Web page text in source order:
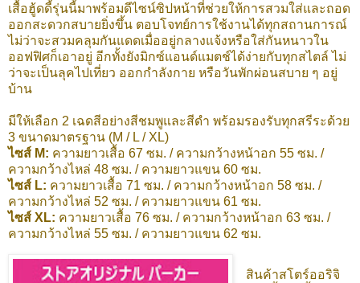
เสื้อฮู้ดดี้รุ่นนี้มาพร้อมดีไซน์ซิปหน้าที่ช่วยให้การสวมใส่และถอด
ออกสะดวกสบายยิ่งขึ้น ตอบโจทย์การใช้งานได้ทุกสถานการณ์
ไม่ว่าจะสวมคลุมกันแดดเมื่ออยู่กลางแจ้งหรือใส่กันหนาวใน
ออฟฟิศก็เอาอยู่ อีกทั้งยังมิกซ์แอนด์แมตช์ได้ง่ายกับทุกสไตล์ ไม่
ว่าจะเป็นลุคไปเที่ยว ออกกำลังกาย หรือวันพักผ่อนสบาย ๆ อยู่
บ้าน
มีให้เลือก 2 เฉดสีอย่างสีชมพูและสีดำ พร้อมรองรับทุกสรีระด้วย
3 ขนาดมาตรฐาน (M / L / XL)
ไซส์ M: ความยาวเสื้อ 67 ซม. / ความกว้างหน้าอก 55 ซม. /
ความกว้างไหล่ 48 ซม. / ความยาวแขน 60 ซม.
ไซส์ L: ความยาวเสื้อ 71 ซม. / ความกว้างหน้าอก 58 ซม. /
ความกว้างไหล่ 52 ซม. / ความยาวแขน 61 ซม.
ไซส์ XL: ความยาวเสื้อ 76 ซม. / ความกว้างหน้าอก 63 ซม. /
ความกว้างไหล่ 55 ซม. / ความยาวแขน 62 ซม.
สินค้าสโตร์ออริจิ